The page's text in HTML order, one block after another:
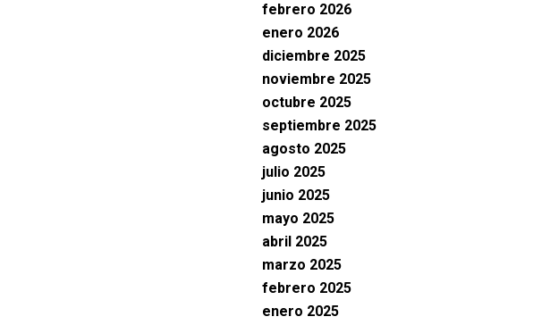
febrero 2026
enero 2026
diciembre 2025
noviembre 2025
octubre 2025
septiembre 2025
agosto 2025
julio 2025
junio 2025
mayo 2025
abril 2025
marzo 2025
febrero 2025
enero 2025